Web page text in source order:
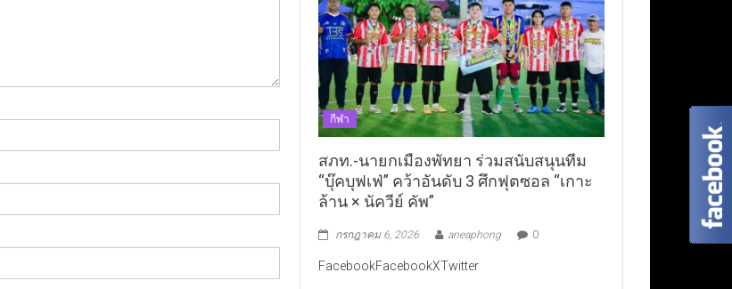
กีฬา
สภท.-นายกเมืองพัทยา ร่วมสนับสนุนทีม
“บุ๊คบุฟเฟ่” คว้าอันดับ 3 ศึกฟุตซอล “เกาะ
ล้าน × นัควีย์ คัพ”
กรกฎาคม 6, 2026 aneaphong 0
FacebookFacebookXTwitter